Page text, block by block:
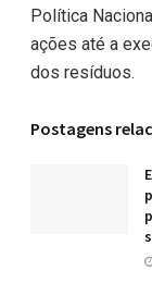
Política
ações até a
dos resíduos.
Postagens